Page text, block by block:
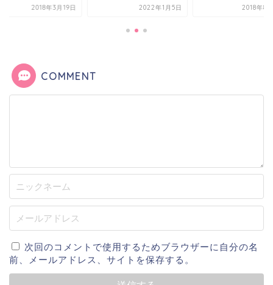
2018年3月19日 2022年1月5日 2018年8
COMMENT
次回のコメントで使用するためブラウザーに自分の名
前、メールアドレス、サイトを保存する。